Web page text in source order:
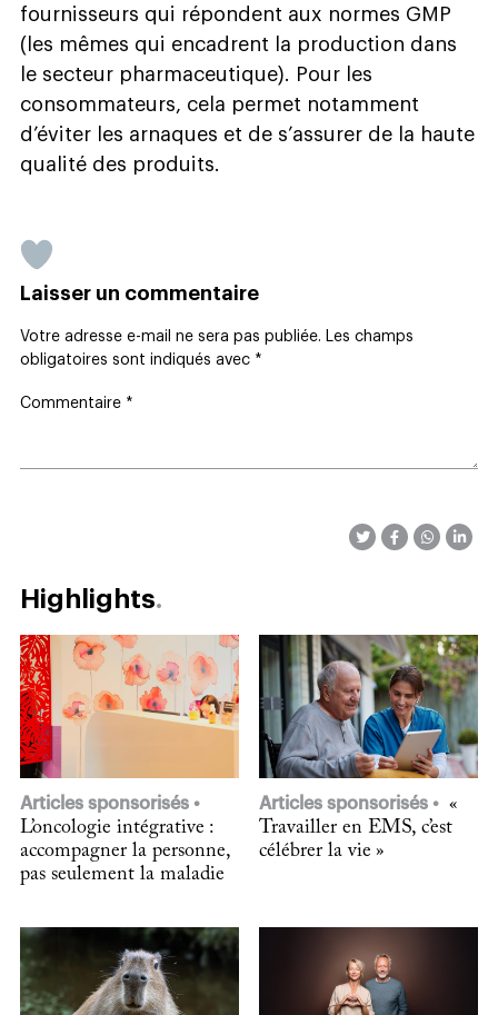
fournisseurs qui répondent aux normes GMP
(les mêmes qui encadrent la production dans
le secteur pharmaceutique). Pour les
consommateurs, cela permet notamment
d’éviter les arnaques et de s’assurer de la haute
qualité des produits.
Laisser un commentaire
Votre adresse e-mail ne sera pas publiée.
Les champs
obligatoires sont indiqués avec *
Commentaire *
Highlights
Articles sponsorisés
L’oncologie intégrative :
accompagner la personne,
pas seulement la maladie
Articles sponsorisés
«
Travailler en EMS, c’est
célébrer la vie »